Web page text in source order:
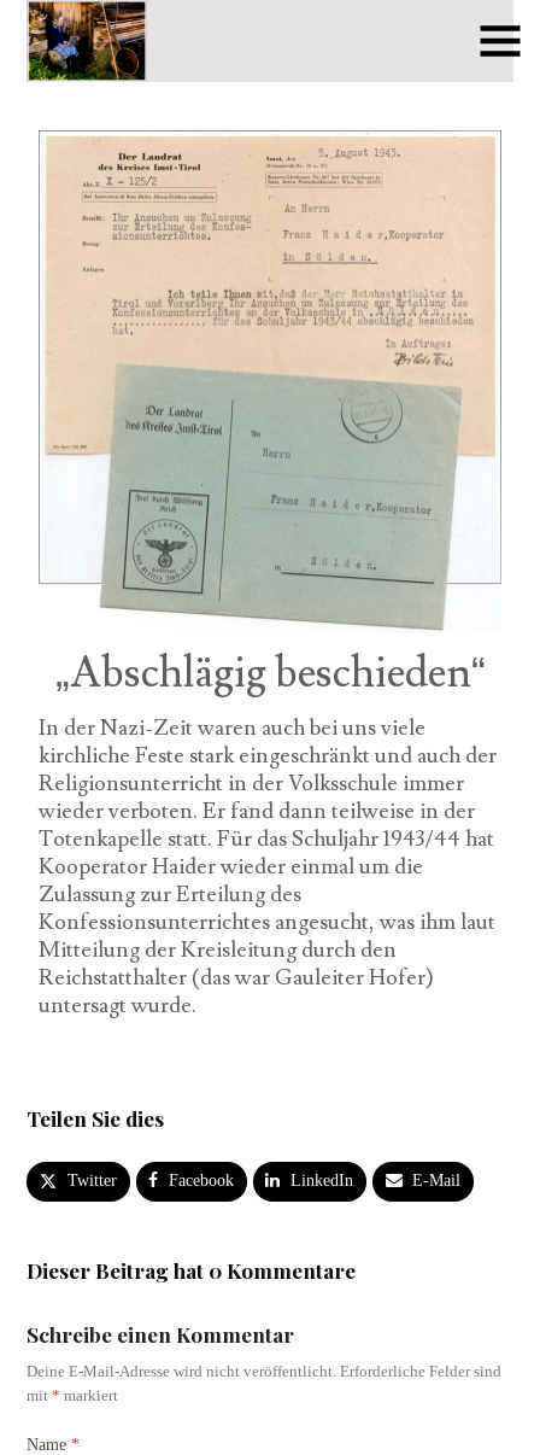
„Abschlägig beschieden“
In der Nazi-Zeit waren auch bei uns viele
kirchliche Feste stark eingeschränkt und auch der
Religionsunterricht in der Volksschule immer
wieder verboten. Er fand dann teilweise in der
Totenkapelle statt. Für das Schuljahr 1943/44 hat
Kooperator Haider wieder einmal um die
Zulassung zur Erteilung des
Konfessionsunterrichtes angesucht, was ihm laut
Mitteilung der Kreisleitung durch den
Reichstatthalter (das war Gauleiter Hofer)
untersagt wurde.
Teilen Sie dies
Twitter Facebook LinkedIn E-Mail
Dieser Beitrag hat 0 Kommentare
Schreibe einen Kommentar
Deine E-Mail-Adresse wird nicht veröffentlicht. Erforderliche Felder sind
mit* markiert
Name*